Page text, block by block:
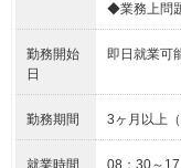
◆業務上問
勤務開始
日
即日就業可
勤務期間 3ヶ月以上（
就業時間
08：30～